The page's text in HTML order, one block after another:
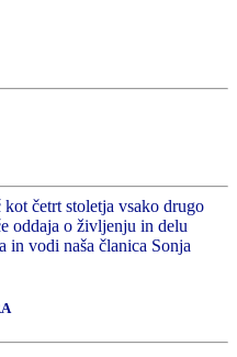
kot četrt stoletja vsako drugo
oddaja o življenju in delu
vodi naša članica Sonja